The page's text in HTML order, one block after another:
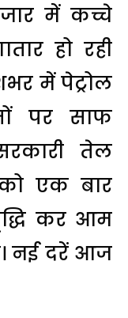
में कच्चे
हो रही
में पेट्रोल
पर साफ
तेल
एक बार
कर आम
नई दरें आज